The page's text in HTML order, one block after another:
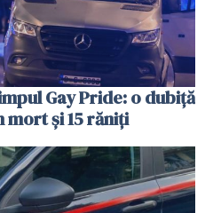
Gay Pride: o dubiță
mort și 15 răniți